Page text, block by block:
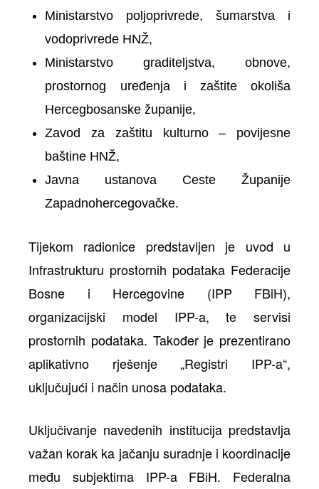
Ministarstvo poljoprivrede, šumarstva i
vodoprivrede HNŽ,
Ministarstvo graditeljstva, obnove,
prostornog uređenja i zaštite okoliša
Hercegbosanske županije,
Zavod za zaštitu kulturno – povijesne
baštine HNŽ,
Javna ustanova Ceste Županije
Zapadnohercegovačke.
Tijekom radionice predstavljen je uvod u
Infrastrukturu prostornih podataka Federacije
Bosne i Hercegovine (IPP FBiH),
organizacijski model IPP-a, te servisi
prostornih podataka. Također je prezentirano
aplikativno rješenje „Registri IPP-a“,
uključujući i način unosa podataka.
Uključivanje navedenih institucija predstavlja
važan korak ka jačanju suradnje i koordinacije
među subjektima IPP-a FBiH. Federalna